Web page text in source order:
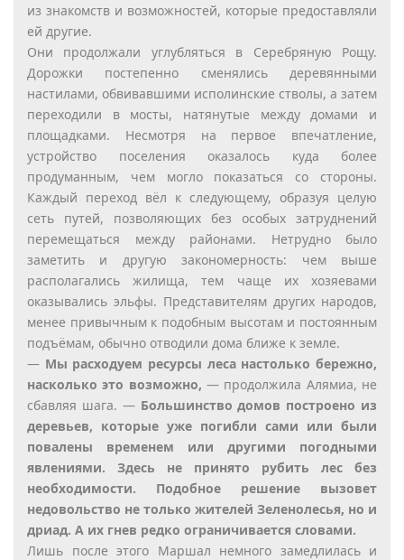
из знакомств и возможностей, которые предоставляли
ей другие.
Они продолжали углубляться в Серебряную Рощу.
Дорожки постепенно сменялись деревянными
настилами, обвивавшими исполинские стволы, а затем
переходили в мосты, натянутые между домами и
площадками. Несмотря на первое впечатление,
устройство поселения оказалось куда более
продуманным, чем могло показаться со стороны.
Каждый переход вёл к следующему, образуя целую
сеть путей, позволяющих без особых затруднений
перемещаться между районами. Нетрудно было
заметить и другую закономерность: чем выше
располагались жилища, тем чаще их хозяевами
оказывались эльфы. Представителям других народов,
менее привычным к подобным высотам и постоянным
подъёмам, обычно отводили дома ближе к земле.
— Мы расходуем ресурсы леса настолько бережно,
насколько это возможно, — продолжила Алямиа, не
сбавляя шага. — Большинство домов построено из
деревьев, которые уже погибли сами или были
повалены временем или другими погодными
явлениями. Здесь не принято рубить лес без
необходимости. Подобное решение вызовет
недовольство не только жителей Зеленолесья, но и
дриад. А их гнев редко ограничивается словами.
Лишь после этого Маршал немного замедлилась и